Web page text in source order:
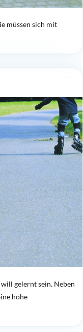
müssen sich mit
gelernt sein. Neben
hohe